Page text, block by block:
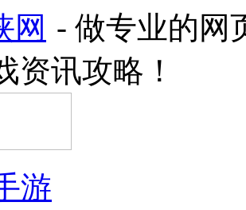
网 - 做专业的网
资讯攻略！
游